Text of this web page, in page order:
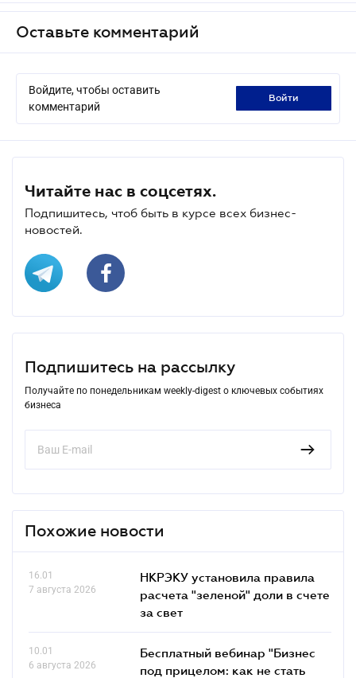
Оставьте комментарий
Войдите, чтобы оставить
комментарий
войти
Читайте нас в соцсетях.
Подпишитесь, чтоб быть в курсе всех бизнес-
новостей.
Подпишитесь на рассылку
Получайте по понедельникам weekly-digest о ключевых событиях
бизнеса
Похожие новости
16.01
7 августа 2026
НКРЭКУ установила правила
расчета "зеленой" доли в счете
за свет
10.01
6 августа 2026
Бесплатный вебинар "Бизнес
под прицелом: как не стать